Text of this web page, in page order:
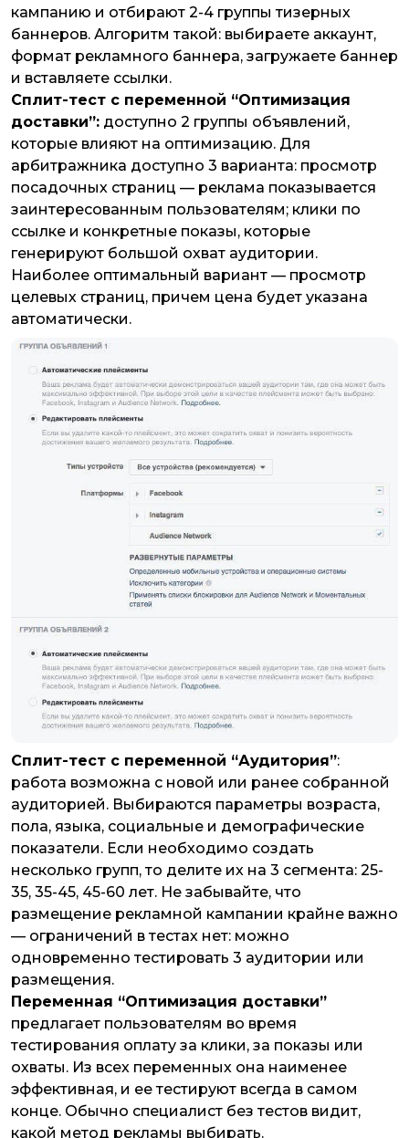
кампанию и отбирают 2-4 группы тизерных
баннеров. Алгоритм такой: выбираете аккаунт,
формат рекламного баннера, загружаете баннер
и вставляете ссылки.
Сплит-тест с переменной “Оптимизация
доставки”: доступно 2 группы объявлений,
которые влияют на оптимизацию. Для
арбитражника доступно 3 варианта: просмотр
посадочных страниц — реклама показывается
заинтересованным пользователям; клики по
ссылке и конкретные показы, которые
генерируют большой охват аудитории.
Наиболее оптимальный вариант — просмотр
целевых страниц, причем цена будет указана
автоматически.
Сплит-тест с переменной “Аудитория”:
работа возможна с новой или ранее собранной
аудиторией. Выбираются параметры возраста,
пола, языка, социальные и демографические
показатели. Если необходимо создать
несколько групп, то делите их на 3 сегмента: 25-
35, 35-45, 45-60 лет. Не забывайте, что
размещение рекламной кампании крайне важно
— ограничений в тестах нет: можно
одновременно тестировать 3 аудитории или
размещения.
Переменная “Оптимизация доставки”
предлагает пользователям во время
тестирования оплату за клики, за показы или
охваты. Из всех переменных она наименее
эффективная, и ее тестируют всегда в самом
конце. Обычно специалист без тестов видит,
какой метод рекламы выбирать.